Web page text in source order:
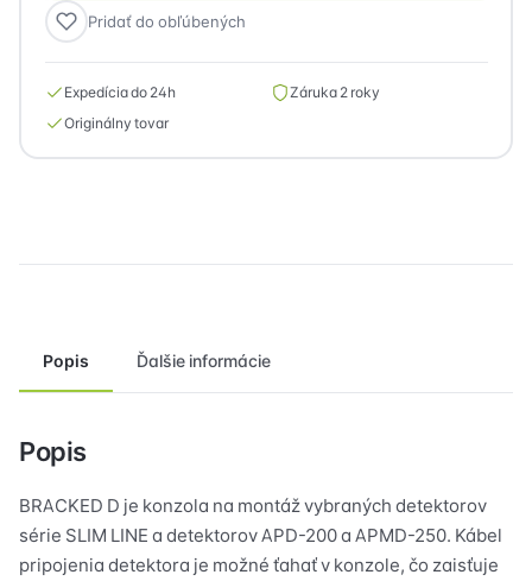
SATEL
BRACKET
D
-
Vystavený
Pridať do obľúbených
Expedícia do 24h
Záruka 2 roky
Originálny tovar
Popis Ďalšie informácie
Popis
BRACKED D je konzola na montáž vybraných detektorov
série SLIM LINE a detektorov APD-200 a APMD-250. Kábel
pripojenia detektora je možné ťahať v konzole, čo zaisťuje